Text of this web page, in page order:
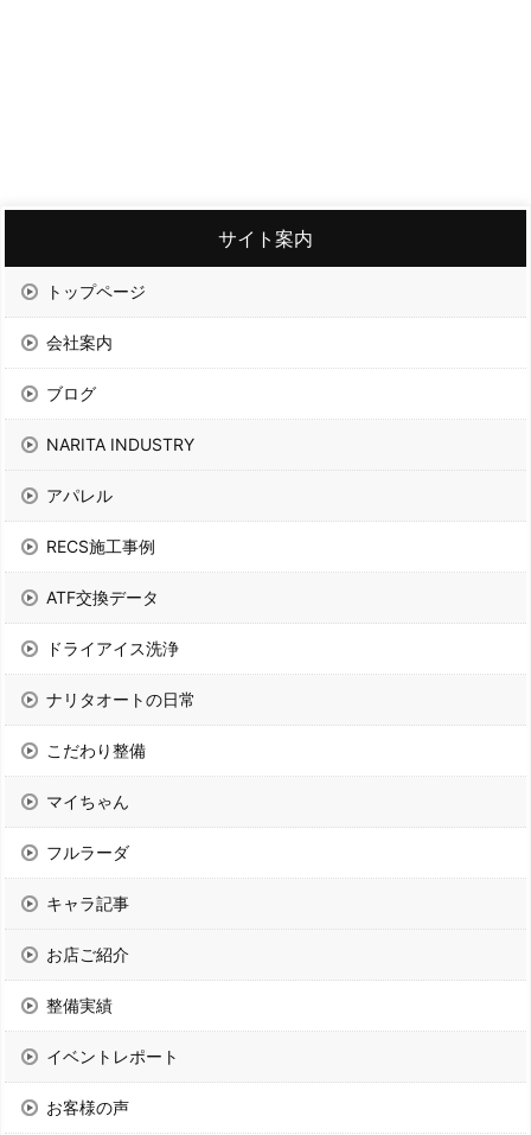
サイト案内
トップページ
会社案内
ブログ
NARITA INDUSTRY
アパレル
RECS施工事例
ATF交換データ
ドライアイス洗浄
ナリタオートの日常
こだわり整備
マイちゃん
フルラーダ
キャラ記事
お店ご紹介
整備実績
イベントレポート
お客様の声